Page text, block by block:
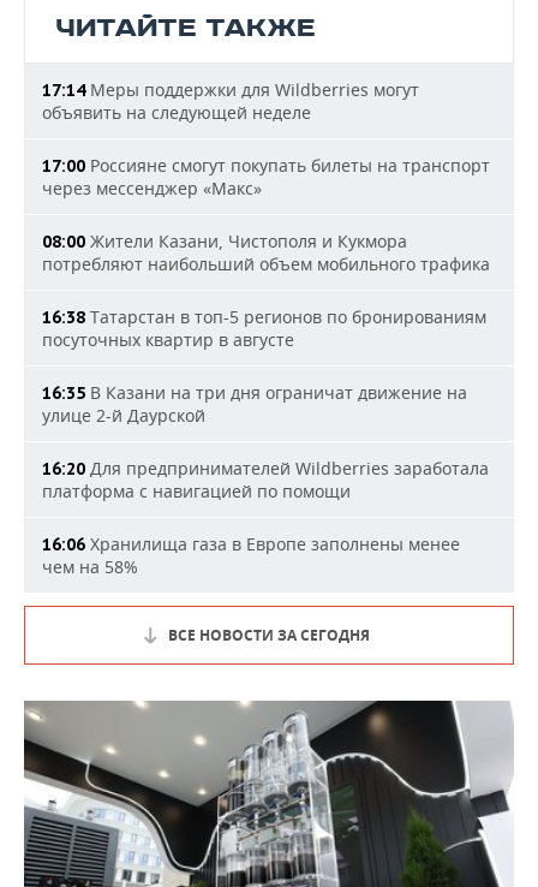
ЧИТАЙТЕ ТАКЖЕ
17:14Меры поддержки для Wildberries могут
объявить на следующей неделе
17:00 Россияне смогут покупать билеты на транспорт
через мессенджер «Макс»
08:00 Жители Казани, Чистополя и Кукмора
потребляют наибольший объем мобильного трафика
16:38 Татарстан в топ-5 регионов по бронированиям
посуточных квартир в августе
16:35 В Казани на три дня ограничат движение на
улице 2-й Даурской
16:20 Для предпринимателей Wildberries заработала
платформа с навигацией по помощи
16:06 Хранилища газа в Европе заполнены менее
чем на 58%
ВСЕ НОВОСТИ ЗА СЕГОДНЯ